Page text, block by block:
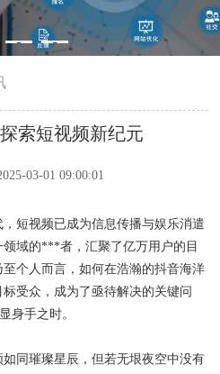
2 3
索短视频新纪元
03-01 09:00:01
短视频已成为信息传播与娱乐消遣
域的***者，汇聚了亿万用户的目
个人而言，如何在浩瀚的抖音海洋
受众，成为了亟待解决的关键问
身手之时。
同璀璨星辰，但若无垠夜空中没有